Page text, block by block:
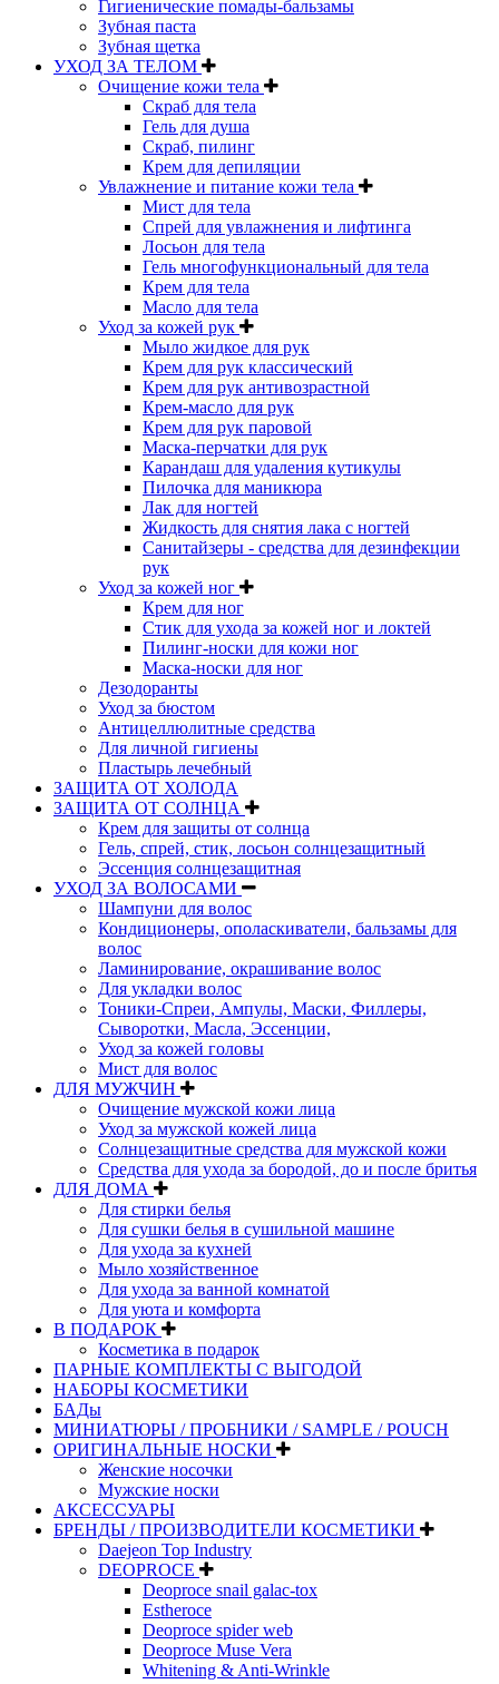
Гигиенические помады-бальзамы
Зубная паста
Зубная щетка
УХОД ЗА ТЕЛОМ
Очищение кожи тела
Скраб для тела
Гель для душа
Скраб, пилинг
Крем для депиляции
Увлажнение и питание кожи тела
Мист для тела
Спрей для увлажнения и лифтинга
Лосьон для тела
Гель многофункциональный для тела
Крем для тела
Масло для тела
Уход за кожей рук
Мыло жидкое для рук
Крем для рук классический
Крем для рук антивозрастной
Крем-масло для рук
Крем для рук паровой
Маска-перчатки для рук
Карандаш для удаления кутикулы
Пилочка для маникюра
Лак для ногтей
Жидкость для снятия лака с ногтей
Санитайзеры - средства для дезинфекции
рук
Уход за кожей ног
Крем для ног
Стик для ухода за кожей ног и локтей
Пилинг-носки для кожи ног
Маска-носки для ног
Дезодоранты
Уход за бюстом
Антицеллюлитные средства
Для личной гигиены
Пластырь лечебный
ЗАЩИТА ОТ ХОЛОДА
ЗАЩИТА ОТ СОЛНЦА
Крем для защиты от солнца
Гель, спрей, стик, лосьон солнцезащитный
Эссенция солнцезащитная
УХОД ЗА ВОЛОСАМИ
Шампуни для волос
Кондиционеры, ополаскиватели, бальзамы для
волос
Ламинирование, окрашивание волос
Для укладки волос
Тоники-Спреи, Ампулы, Маски, Филлеры,
Сыворотки, Масла, Эссенции,
Уход за кожей головы
Мист для волос
ДЛЯ МУЖЧИН
Очищение мужской кожи лица
Уход за мужской кожей лица
Солнцезащитные средства для мужской кожи
Средства для ухода за бородой, до и после бритья
ДЛЯ ДОМА
Для стирки белья
Для сушки белья в сушильной машине
Для ухода за кухней
Мыло хозяйственное
Для ухода за ванной комнатой
Для уюта и комфорта
В ПОДАРОК
Косметика в подарок
ПАРНЫЕ КОМПЛЕКТЫ С ВЫГОДОЙ
НАБОРЫ КОСМЕТИКИ
БАДы
МИНИАТЮРЫ / ПРОБНИКИ / SAMPLE / POUCH
ОРИГИНАЛЬНЫЕ НОСКИ
Женские носочки
Мужские носки
АКСЕССУАРЫ
БРЕНДЫ / ПРОИЗВОДИТЕЛИ КОСМЕТИКИ
Daejeon Top Industry
DEOPROCE
Deoproce snail galac-tox
Estheroce
Deoproce spider web
Deoproce Muse Vera
Whitening & Anti-Wrinkle